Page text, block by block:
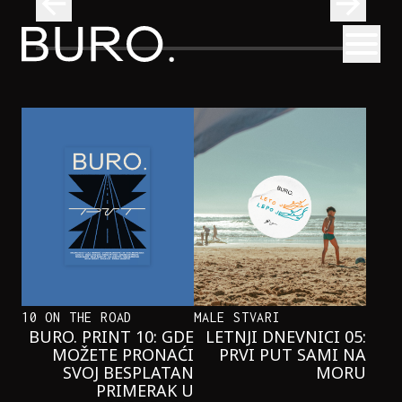
BURO.
NAJČISTIJA KUPALIŠTA U SRBIJI KOJA
POSEĆUJEMO OVOG LETA
10 ON THE ROAD
BURO. PRINT 10: GDE
MOŽETE PRONAĆI
SVOJ BESPLATAN
PRIMERAK U
MALE STVARI
LETNJI DNEVNICI 05:
PRVI PUT SAMI NA
MORU